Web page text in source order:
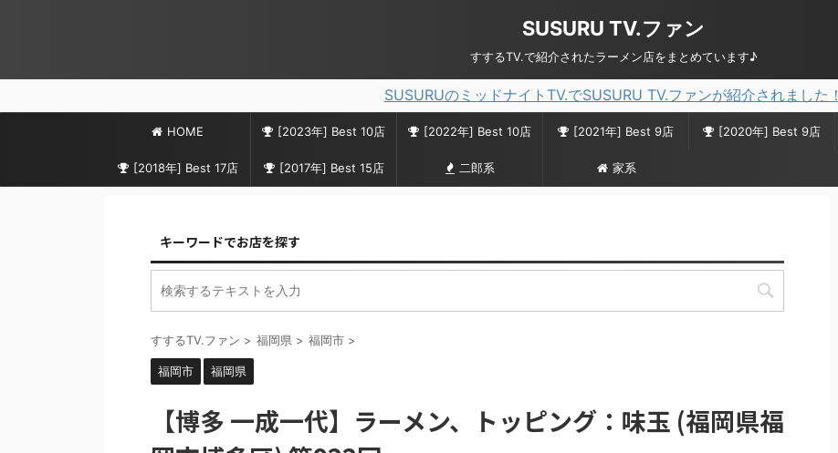
SUSURU TV.ファン
すするTV.で紹介されたラーメン店をまとめています♪
SUSURUのミッドナイトTV.でSUSURU TV.ファンが紹介されました！
HOME [2023年] Best 10店 [2022年] Best 10店 [2021年] Best 9店 [2020年] Best 9店
[2018年] Best 17店 [2017年] Best 15店 二郎系 家系
キーワードでお店を探す
すするTV.ファン > 福岡県 > 福岡市 >
福岡市 福岡県
【博多 一成一代】ラーメン、トッピング：味玉 (福岡県福